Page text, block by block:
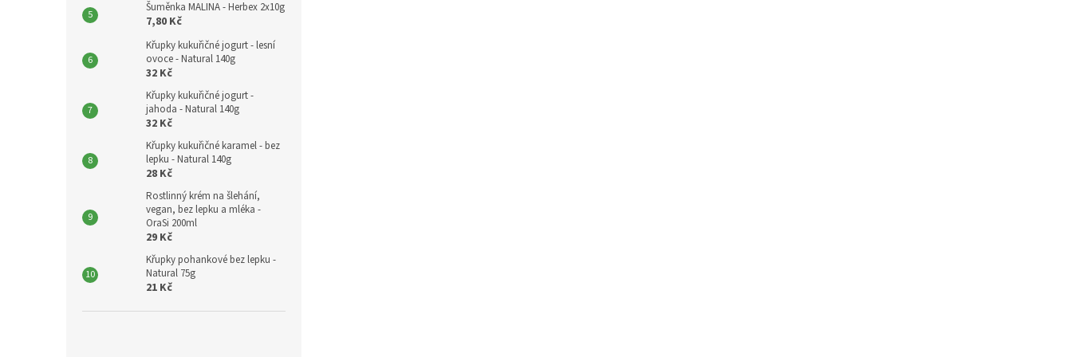
Šuměnka MALINA - Herbex 2x10g
7,80 Kč
Křupky kukuřičné jogurt - lesní
ovoce - Natural 140g
32 Kč
Křupky kukuřičné jogurt -
jahoda - Natural 140g
32 Kč
Křupky kukuřičné karamel - bez
lepku - Natural 140g
28 Kč
Rostlinný krém na šlehání,
vegan, bez lepku a mléka -
OraSi 200ml
29 Kč
Křupky pohankové bez lepku -
Natural 75g
21 Kč